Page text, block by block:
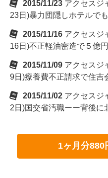
2015/11/23 アクセスジ
23日)暴力団隠しホテルで
2015/11/16 アクセスジ
16日)不正軽油密造で５億
2015/11/09 アクセスジ
9日)療養費不正請求で住吉
2015/11/02 アクセスジ
2日)国交省汚職ーー背後に
1ヶ月分880